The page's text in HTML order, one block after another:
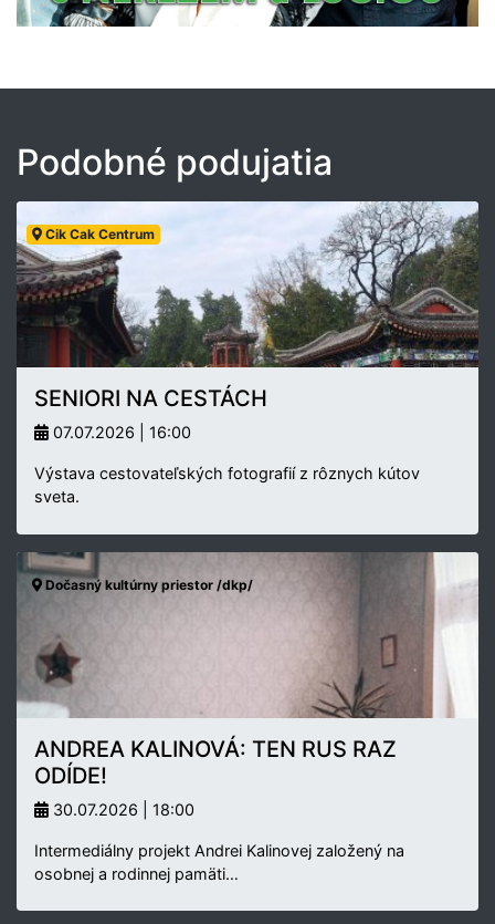
Podobné podujatia
Cik Cak Centrum
SENIORI NA CESTÁCH
07.07.2026 | 16:00
Výstava cestovateľských fotografií z rôznych kútov
sveta.
Dočasný kultúrny priestor /dkp/
ANDREA KALINOVÁ: TEN RUS RAZ
ODÍDE!
30.07.2026 | 18:00
Intermediálny projekt Andrei Kalinovej založený na
osobnej a rodinnej pamäti…